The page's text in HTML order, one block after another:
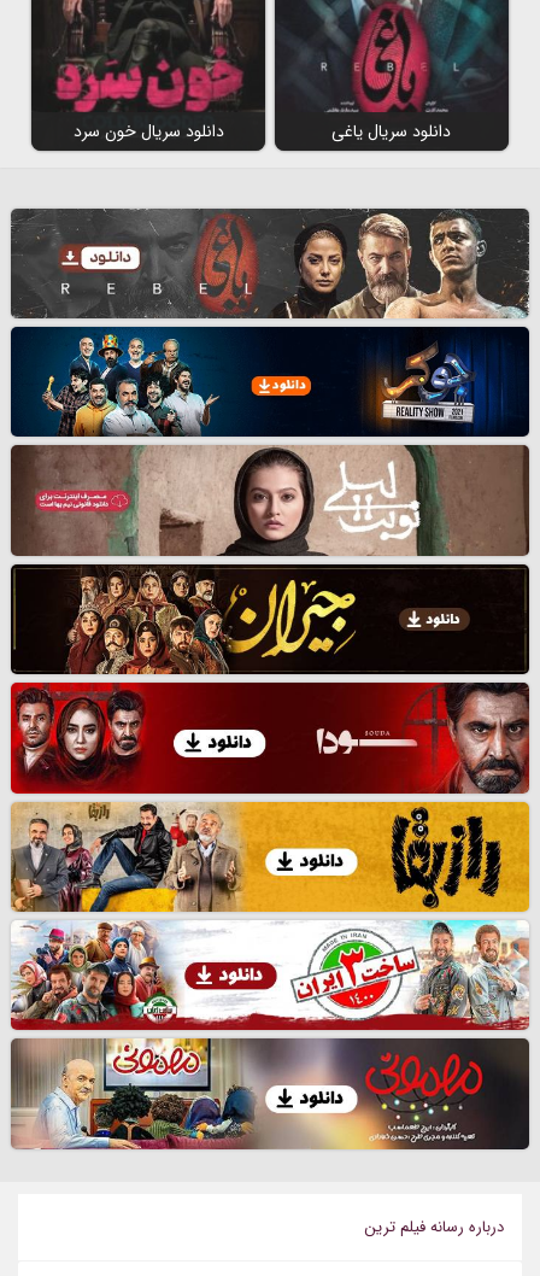
دانلود سریال یاغی دانلود سریال خون سرد
درباره رسانه فيلم ترين